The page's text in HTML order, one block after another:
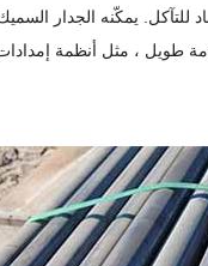
والطلاء المجلفن المضاد للتآكل.
طويل ، مثل أنظمة